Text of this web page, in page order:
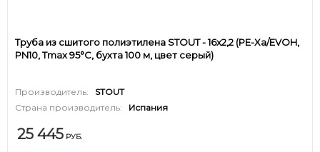
Труба из сшитого полиэтилена STOUT - 16x2,2 (PE-Xa/EVOH,
PN10, Tmax 95°C, бухта 100 м, цвет серый)
Производитель:
STOUT
Страна производитель:
Испания
25 445 РУБ.